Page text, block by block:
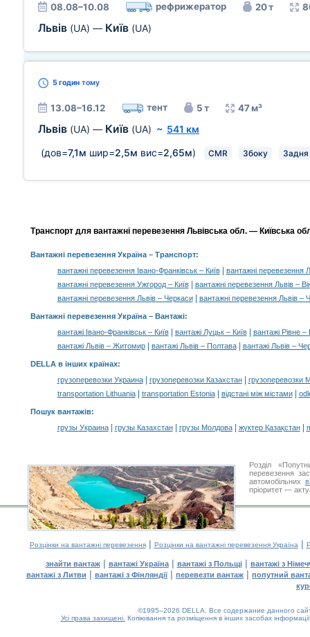
08.08–10.08 рефрижератор 20 т
Львів (UA) — Київ (UA)
5 годин тому
13.08–16.12 тент 5 т 47 м³
Львів (UA) — Київ (UA) ~ 541 км
(дов=7,1м шир=2,5м вис=2,65м) CMR Збоку Задня
Транспорт для вантажні перевезення Львівська обл. — Київська
Вантажні перевезення Україна– Транспорт:
вантажні перевезення Івано-Франківськ – Київ|
вантажні перевезення
вантажні перевезення Ужгород – Київ|
вантажні перевезення Львів –
вантажні перевезення Львів – Черкаси| вантажні перевезення Львів –
Вантажні перевезення Україна – Вантажі:
вантажі Івано-Франківськ – Київ| вантажі Луцьк – Київ|
вантажі Рівне –
вантажі Львів – Житомир| вантажі Львів – Полтава| вантажі Львів –
DELLA в інших країнах:
грузоперевозки Украина| грузоперевозки Казахстан|
грузоперевозки
transportation Lithuania| transportation Estonia| відстані між містами|
Пошук вантажів:
грузы Украина| грузы Казахстан| грузы Молдова| жүктер Қазақстан|
Розділ
перевезення
автомобільних
пріоритет —
Розцінки на вантажні перевезення| Розцінки на вантажні перевезення Україна |
знайти вантаж| вантажі Україна| вантажі з Польщі| вантажі з
вантажі з Литви | вантажі з Фінляндії| перевезти вантаж | попутний
©1995–2026 DELLA. Все содержание данного
Усі права захищені. Копіювання та розміщення в інших засобах